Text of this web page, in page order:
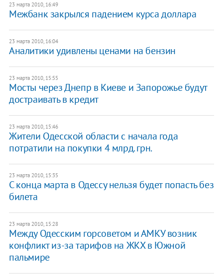
23 марта 2010, 16:49
Межбанк закрылся падением курса доллара
23 марта 2010, 16:04
Аналитики удивлены ценами на бензин
23 марта 2010, 15:55
Мосты через Днепр в Киеве и Запорожье будут
достраивать в кредит
23 марта 2010, 15:46
Жители Одесской области с начала года
потратили на покупки 4 млрд. грн.
23 марта 2010, 15:35
С конца марта в Одессу нельзя будет попасть без
билета
23 марта 2010, 15:28
Между Одесским горсоветом и АМКУ возник
конфликт из-за тарифов на ЖКХ в Южной
пальмире